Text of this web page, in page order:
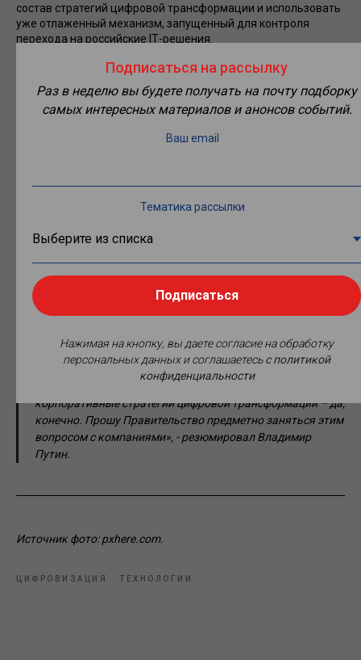
состав стратегий цифровой трансформации и использовать
уже отлаженный механизм, запущенный для контроля
перехода на российские IТ-решения.
По мнению главы Минэкономразвития Максима
Решетникова, внедрение искусственного интеллекта
должно стать одним из условий предоставления
господдержки компаниям. Он сообщил, что со следующего
года данный подход начнут тестировать в сельском
хозяйстве, транспорте, промышленности и здравоохранении:
себя внедрить то или иное решение с использованием ИИ,
«Необходимо расширить охват компаний с
государственным участием, которые используют или
интеллекта в своей работе. Прошу это рассматривать как
прямое поручение. Нужно поработать с этими
компаниями. Да, безусловно, потребуются изменения в
корпоративные стратегии цифровой трансформации – да,
конечно. Прошу Правительство предметно заняться этим
вопросом с компаниями», - резюмировал Владимир
Путин.
Источник фото: pxhere.com.
ЦИФРОВИЗАЦИЯ ТЕХНОЛОГИИ
Подписаться на рассылку
Раз в неделю вы будете получать на почту подборку
самых интересных материалов и анонсов событий.
Ваш email
Тематика рассылки
Подписаться
Нажимая на кнопку, вы даете согласие на обработку
персональных данных и соглашаетесьc политикой
конфиденциальности